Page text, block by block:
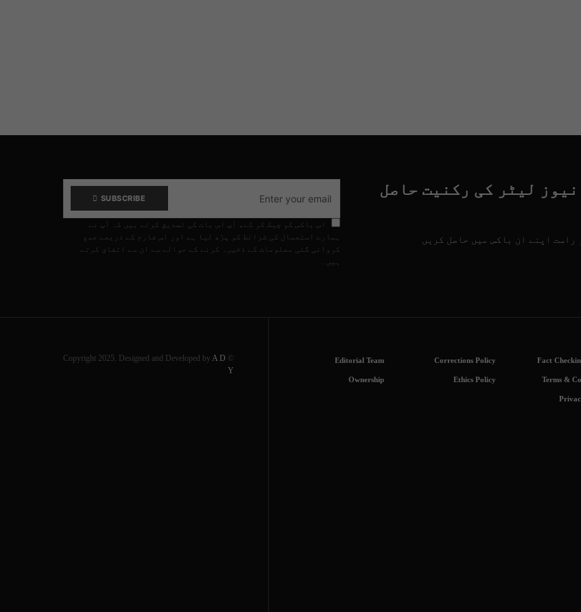
نیوز لیٹر کی رکنیت حاصل
راست اپنے ان باکس میں حاصل کریں
SUBSCRIBE
اس باکس کو چیک کر کے، آپ اس بات کی تصدیق کرتے ہیں کہ آپ نے
ہمارے استعمال کی شرائط کو پڑھ لیا ہے اور اس فارم کے ذریعے جمع
کروائی گئی معلومات کے ذخیرہ کرنے کے حوالے سے ان سے اتفاق کرتے
Fact
Corrections Policy
Editorial Team
Terms &
Ethics Policy
Ownership
© Copyright 2025. Designed and Developed by
A D
Y